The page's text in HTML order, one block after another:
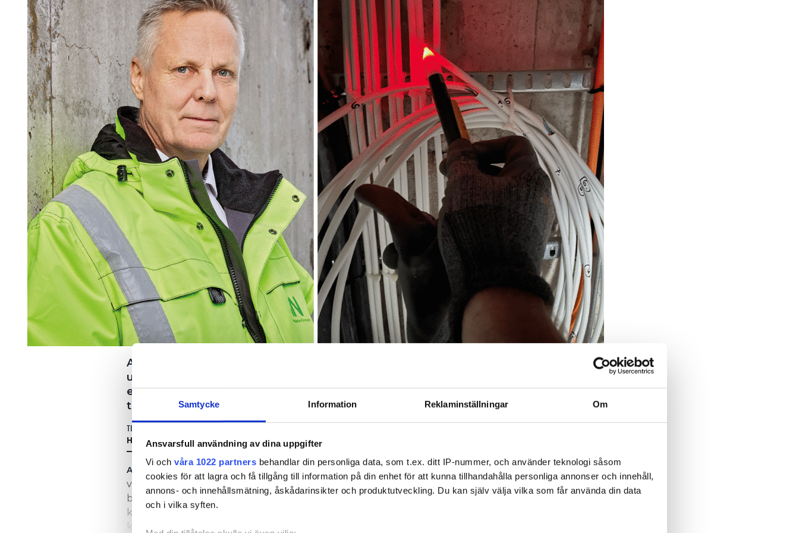
Samtycke Information Reklaminställningar Om
Ansvarsfull användning av dina uppgifter
Vi och våra 1022 partners behandlar din personliga data, som t.ex. ditt IP-nummer, och använder teknologi såsom
cookies för att lagra och få tillgång till information på din enhet för att kunna tillhandahålla personliga annonser och innehåll,
annons- och innehållsmätning, åskådarinsikter och produktutveckling. Du kan själv välja vilka som får använda din data
och i vilka syften.
Information om GDPR
Search for:
SEARCH
Arbetsmiljöexperten Rickard Lindberg larmar om faran i
undertaken. Han tror att ventilationsmontörer löper större risk än
elektriker. ”De kanske har lättare att upptäcka om det är något
tokigt.”
TEXT
HJALMAR INSULANDER
ARBETE I UNDERTAK SKER DAGLIGEN
av olika yrkesgrupper, där exempelvis
ventilationstekniker, elektriker och larmtekniker drar mängder av kablar på
befintliga kabelstegar. I både nya nya och äldre anläggningar kan det finnas
kablar som inte används. Men i vissa fall går det ut full spänning på dessa
kablar. Allvarligast blir det om kablarna dessutom är avklippta, vilket utgör en